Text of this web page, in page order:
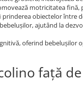
motricitatea fină,
obiectelor între
ajutând la
oferind bebelușilor
față